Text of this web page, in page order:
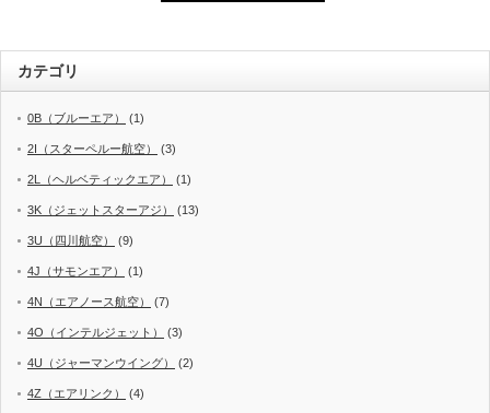
カテゴリ
0B（ブルーエア） (1)
2I（スターペルー航空） (3)
2L（ヘルベティックエア） (1)
3K（ジェットスターアジ） (13)
3U（四川航空） (9)
4J（サモンエア） (1)
4N（エアノース航空） (7)
4O（インテルジェット） (3)
4U（ジャーマンウイング） (2)
4Z（エアリンク） (4)